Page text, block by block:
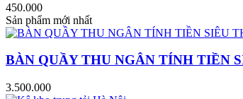
450.000
Sản phẩm mới nhất
BÀN QUẦY THU NGÂN TÍNH TIỀN
3.500.000